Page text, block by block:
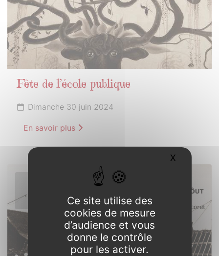
Fête de l’école publique
Dimanche 30 juin 2024
En savoir plus
JUILLET
Ce site utilise des
cookies de mesure
d’audience et vous
donne le contrôle
pour les activer.
X Masquer